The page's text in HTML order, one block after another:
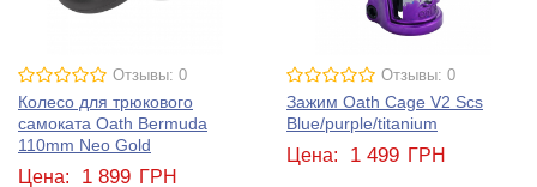
Отзывы: 0
Колесо для трюкового
самоката Oath Bermuda
110mm Neo Gold
Цена: 1 899 ГРН
Отзывы: 0
Зажим Oath Cage V2 Scs
Blue/purple/titanium
Цена: 1 499 ГРН